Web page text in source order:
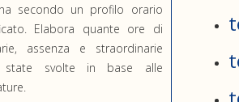
secondo un profilo orario
Elabora quante ore di
assenza e straordinarie
state svolte in base alle